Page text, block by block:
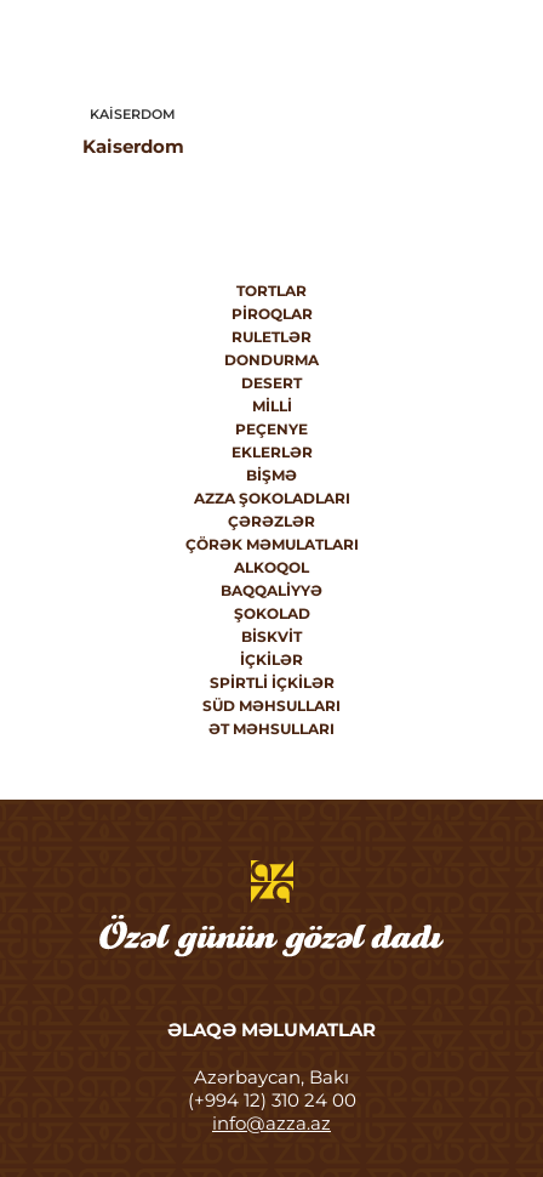
KAISERDOM
Kaiserdom
TORTLAR
PIROQLAR
RULETLƏR
DONDURMA
DESERT
MILLI
PEÇENYE
EKLERLƏR
BIŞMƏ
AZZA ŞOKOLADLARI
ÇƏRƏZLƏR
ÇÖRƏK MƏMULATLARI
ALKOQOL
BAQQALIYYƏ
ŞOKOLAD
BISKVIT
İÇKILƏR
SPIRTLI İÇKILƏR
SÜD MƏHSULLARI
ƏT MƏHSULLARI
ƏLAQƏ MƏLUMATLAR
Azərbaycan, Bakı
(+994 12) 310 24 00
info@azza.az